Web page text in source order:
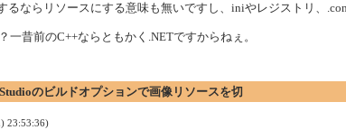
るならリソースにする意味も無いですし、iniやレジストリ、
一昔前のC++ならともかく.NETですからねぇ。
のビルドオプションで画像リソースを切
23:53:36)